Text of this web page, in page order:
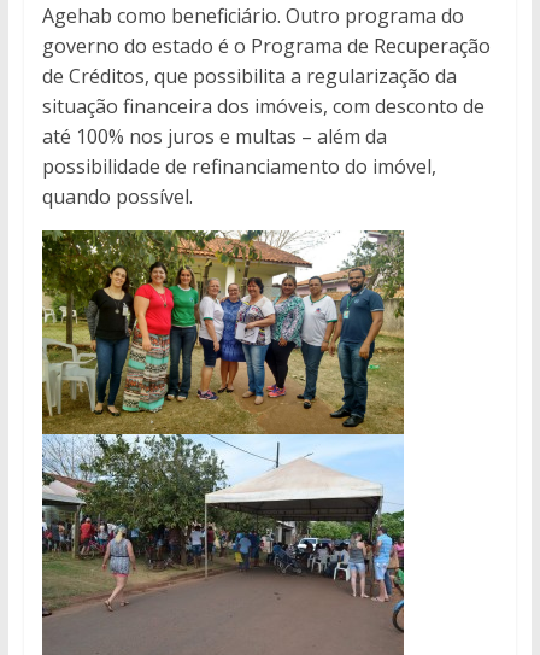
Agehab como beneficiário. Outro programa do
governo do estado é o Programa de Recuperação
de Créditos, que possibilita a regularização da
situação financeira dos imóveis, com desconto de
até 100% nos juros e multas – além da
possibilidade de refinanciamento do imóvel,
quando possível.